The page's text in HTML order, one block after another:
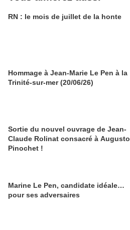
RN : le mois de juillet de la honte
Hommage à Jean-Marie Le Pen à la
Trinité-sur-mer (20/06/26)
Sortie du nouvel ouvrage de Jean-
Claude Rolinat consacré à Augusto
Pinochet !
Marine Le Pen, candidate idéale…
pour ses adversaires